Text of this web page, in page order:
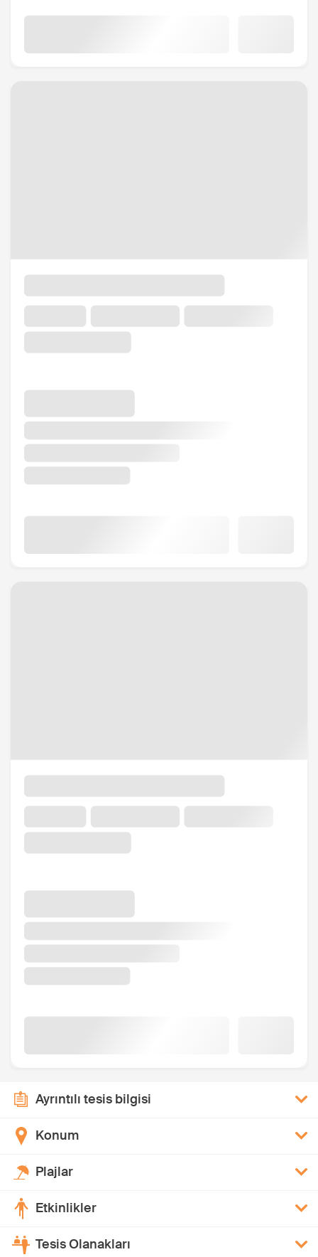
Ayrıntılı tesis bilgisi
Konum
Plajlar
Etkinlikler
Tesis Olanakları